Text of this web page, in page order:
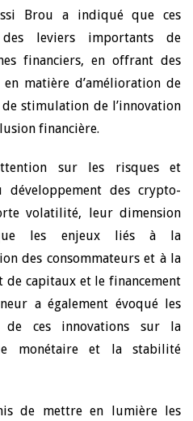
Brou a indiqué que ces
des leviers importants de
financiers, en offrant des
matière d’amélioration de
de stimulation de l’innovation
financière.
sur les risques et
développement des crypto-
volatilité, leur dimension
les enjeux liés à la
des consommateurs et à la
capitaux et le financement
a également évoqué les
de ces innovations sur la
monétaire et la stabilité
de mettre en lumière les